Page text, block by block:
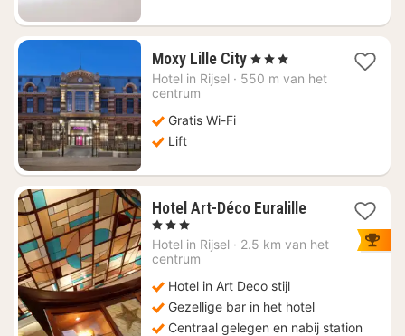
Moxy Lille City1
nacht
, 3 Sterren
Hotel in Rijsel · 550 m van het
centrum
Gratis Wi-Fi
Lift
Hotel Art-Déco Euralille1
vanaf
, 3 Sterren
Hotel in Rijsel · 2.5 km van het
centrum
Hotel in Art Deco stijl
Gezellige bar in het hotel
Centraal gelegen en nabij station